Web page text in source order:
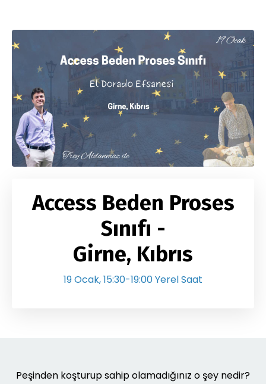
Access Beden Proses
Sınıfı -
Girne, Kıbrıs
19 Ocak, 15:30-19:00 Yerel Saat
Peşinden koşturup sahip olamadığınız o şey nedir?